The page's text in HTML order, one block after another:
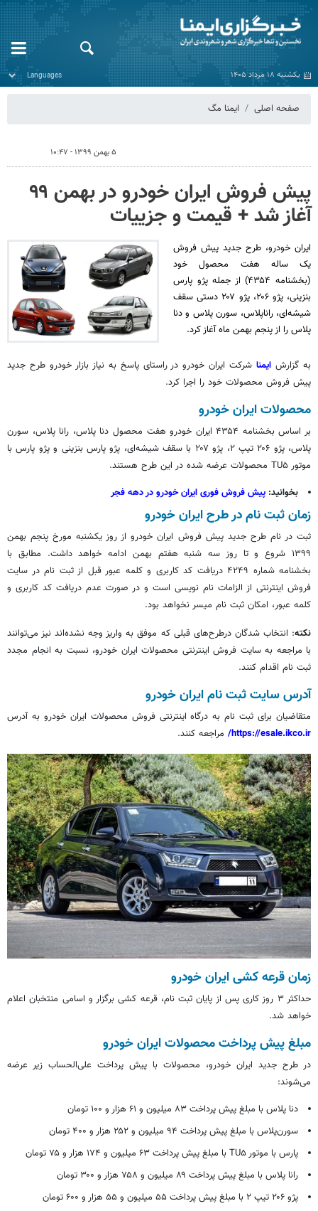
یکشنبه ۱۸ مرداد ۱۴۰۵
صفحه اصلی ایمنا مگ
۵ بهمن ۱۳۹۹ - ۱۰:۴۷
پیش فروش ایران خودرو در بهمن ۹۹
آغاز شد + قیمت و جزییات
ایران خودرو،‌ طرح جدید پیش فروش
یک ساله هفت محصول خود
(بخشنامه ۴۳۵۴) از جمله پژو پارس
بنزینی، پژو ۲۰۶، پژو ۲۰۷ دستی سقف
شیشه‌ای،‌ راناپلاس، سورن ‌پلاس و دنا
پلاس را از پنجم بهمن ماه آغاز کرد.
به گزارشایمناشرکت ایران خودرو در راستای پاسخ به نیاز بازار خودرو طرح جدید
پیش فروش محصولات خود را اجرا کرد.
محصولات ایران خودرو
بر اساسبخشنامه ۴۳۵۴ ایران خودرو هفت محصول دنا پلاس، رانا پلاس، سورن
پلاس، پژو ۲۰۶ تیپ ۲، پژو ۲۰۷ با سقف شیشه‌ای، پژو پارس بنزینی و پژو پارس با
موتور TU۵ محصولات عرضه شده در این طرح هستند.
بخوانید: پیش فروش فوری ایران خودرو در دهه فجر
زمانثبت نامدر طرح ایران خودرو
ثبتدر نام طرح جدید پیش فروش ایران خودرو از روز یکشنبه مورخ پنجم بهمن
۱۳۹۹ شروع و تا روز سه شنبه
هفتم بهمن ادامهخواهد داشت. مطابق با
بخشنامه شماره ۴۲۴۹ دریافت کد کاربری و کلمه عبور قبل از
ثبت نام در سایت
فروش اینترنتی از الزامات نام نویسی است و در صورت عدم دریافت کد کاربری و
کلمه عبور، امکان ثبت نام میسر نخواهد بود.
نکته: انتخاب شدگان درطرح‌های قبلی که موفق به واریز وجه نشده‌اند نیز می‌توانند
با مراجعه به سایت فروش اینترنتی محصولات ایران خودرو، نسبت به انجام مجدد
ثبت نام اقدام کنند.
آدرس سایتثبت نامایران خودرو
متقاضیان برای ثبت نامبه درگاه اینترنتی فروش محصولات ایران خودرو به آدرس
https://esale.ikco.ir/ مراجعه کنند.
زمان قرعه کشی ایران خودرو
حداکثر ۳ روز کاری پس از پایان ثبت نام، قرعه کشی برگزار و اسامی منتخبان اعلام
خواهد شد.
مبلغ پیش پرداخت محصولات ایران خودرو
در طرح جدید ایران خودرو، محصولات با پیش پرداخت علی‌الحساب زیر عرضه
می‌شوند:
دنا پلاس با مبلغ پیش پرداخت ۸۳ میلیون و ۶۱ هزار و ۱۰۰ تومان
سورن‌پلاس با مبلغ پیش پرداخت ۹۴ میلیون و ۲۵۲ هزار و ۴۰۰ تومان
پارس با موتور TU۵ با مبلغ پیش پرداخت ۶۳ میلیون و ۱۷۴ هزار و ۷۵ تومان
رانا پلاس با مبلغ پیش پرداخت ۸۹ میلیون و ۷۵۸ هزار و ۳۰۰ تومان
پژو ۲۰۶ تیپ ۲ با مبلغ پیش پرداخت ۵۵ میلیون و ۵۵ هزار و ۶۰۰ تومان